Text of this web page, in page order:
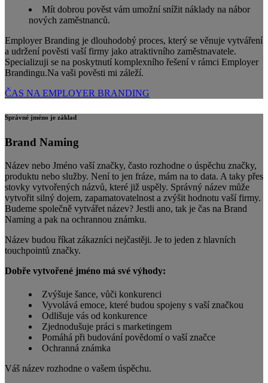
Mít dobrou pověst vám umožní snížit náklady na nábor
nových zaměstnanců.
Employer Branding je dlouhodobý proces, který se věnuje vytváření
a udržení pověsti vaší firmy jako atraktivního zaměstnavatele.
Specializuji se na poskytnutí komplexního řešení v rámci Employer
Brandingu.Na vaši pověsti mi záleží.
ČAS NA EMPLOYER BRANDING
Správné jméno je základ
Brand Naming
Název nebo Jméno vaší značky, často rozhodne o úspěchu značky,
produktu nebo služby. Není to jen fráze, mám na to data. A taky přes
stovky vytvořených názvů, které již uspěly. Správný název může
vytvořit silný dojem, zapamatovatelnost a zvýšit hodnotu vaší firmy.
Budeme společně vytvářet název? Jestli ano, tak je čas na Brand
Naming a pak na ochrannou známku.
Název budou říkat zákazníci nejčastěji. Je to jeden z hlavních
touchpointů značky.
Dobře vytvořené jméno má své výhody:
Zvýšuje šance, vůči konkurenci
Vyvolává emoce, které budou spojeny s vaší značkou
Odlišuje vás od konkurence
Zjednodušuje práci s marketingem
Pomáhá při budování povědomí o vaší značce
Ochranná známka
Váš název rozhodne o vašem úspěchu.